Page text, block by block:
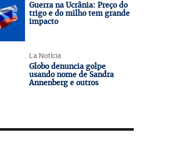
Guerra na Ucrânia: Preço do
trigo e do milho tem grande
impacto
La Notícia
Globo denuncia golpe
usando nome de Sandra
Annenberg e outros